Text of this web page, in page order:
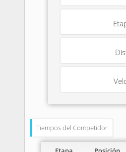
Tiempos del Competidor